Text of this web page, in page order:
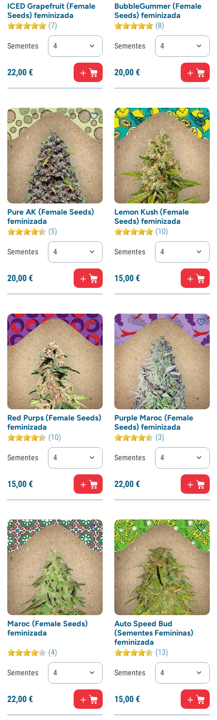
ICED Grapefruit (Female
Seeds) feminizada
(7)
Sementes 4
22,00€
BubbleGummer (Female
Seeds) feminizada
(8)
Sementes 4
20,00€
Pure AK (Female Seeds)
feminizada
(5)
Sementes 4
20,00€
Lemon Kush (Female
Seeds) feminizada
(10)
Sementes 4
15,00€
Red Purps (Female Seeds)
feminizada
(10)
Sementes 4
15,00€
Purple Maroc (Female
Seeds) feminizada
(3)
Sementes 4
22,00€
Maroc (Female Seeds)
feminizada
(4)
Sementes 4
22,00€
Auto Speed Bud
(Sementes Femininas)
feminizada
(13)
Sementes 4
15,00€